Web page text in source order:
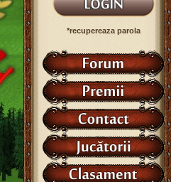
*recupereaza parola